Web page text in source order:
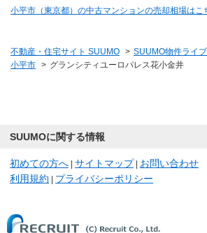
小平市（東京都）の中古マンションの売却相場はこ
不動産・住宅サイト SUUMO > SUUMO物件ライ
小平市 > グランシティユーロパレス花小金井
SUUMOに関する情報
初めての方へ サイトマップ
お問い合わせ
利用規約
プライバシーポリシー